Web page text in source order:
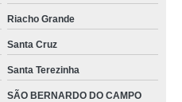
Riacho Grande
Santa Cruz
Santa Terezinha
SÃO BERNARDO DO CAMPO